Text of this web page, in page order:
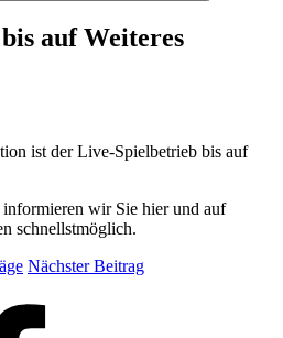
auf Weiteres
ist der Live-Spielbetrieb bis auf
wir Sie hier und auf
schnellstmöglich.
Nächster Beitrag